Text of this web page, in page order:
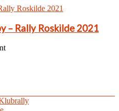
– Rally Roskilde 2021